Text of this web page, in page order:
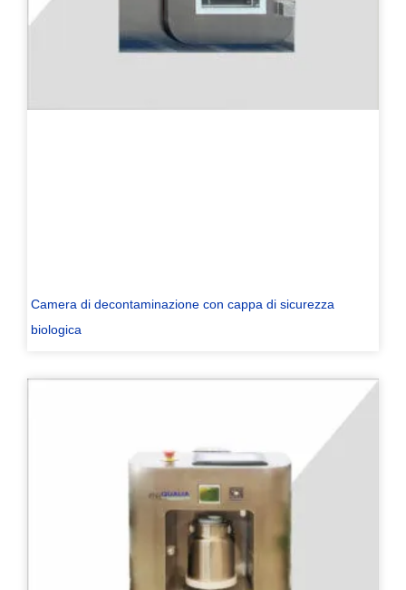
Camera di decontaminazione con cappa di sicurezza
biologica